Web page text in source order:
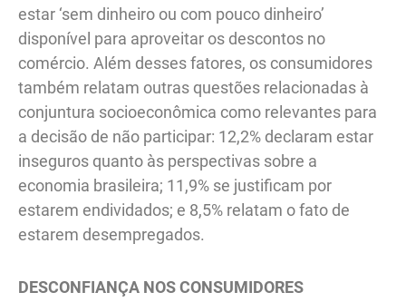
estar ‘sem dinheiro ou com pouco dinheiro’
disponível para aproveitar os descontos no
comércio. Além desses fatores, os consumidores
também relatam outras questões relacionadas à
conjuntura socioeconômica como relevantes para
a decisão de não participar: 12,2% declaram estar
inseguros quanto às perspectivas sobre a
economia brasileira; 11,9% se justificam por
estarem endividados; e 8,5% relatam o fato de
estarem desempregados.
DESCONFIANÇA NOS CONSUMIDORES